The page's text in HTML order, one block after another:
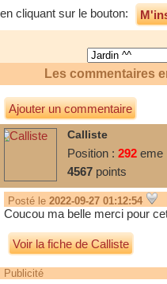
en cliquant sur le bouton:
Les commentaires
Ajouter un commentaire
Calliste
Position : 292 eme
4567 points
Posté le 2022-09-27 01:12:54
Coucou ma belle merci pour
Voir la fiche de Calliste
Publicité